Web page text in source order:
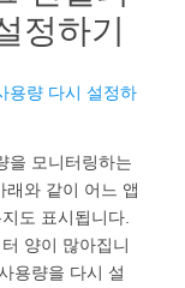
정하기
을 모니터링하는
와 같이 어느 앱
도 표시됩니다.
양이 많아집니
용량을 다시 설